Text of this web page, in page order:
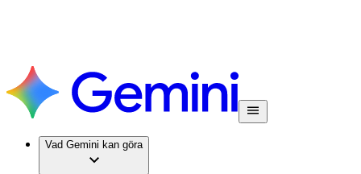
Vad Gemini kan göra